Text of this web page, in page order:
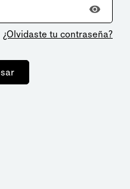
¿Olvidaste tu contraseña?